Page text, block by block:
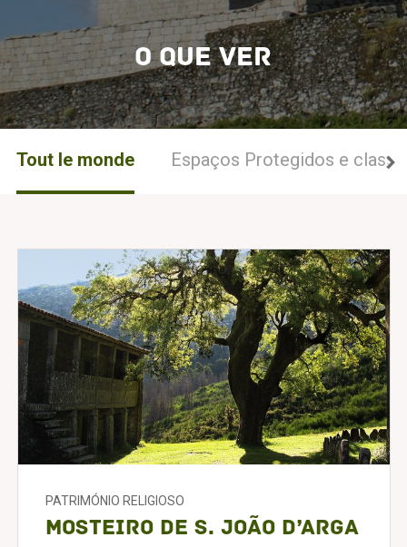
O que ver
Tout le monde Espaços Protegidos e
PATRIMÓNIO RELIGIOSO
Mosteiro de S. João d’Arga